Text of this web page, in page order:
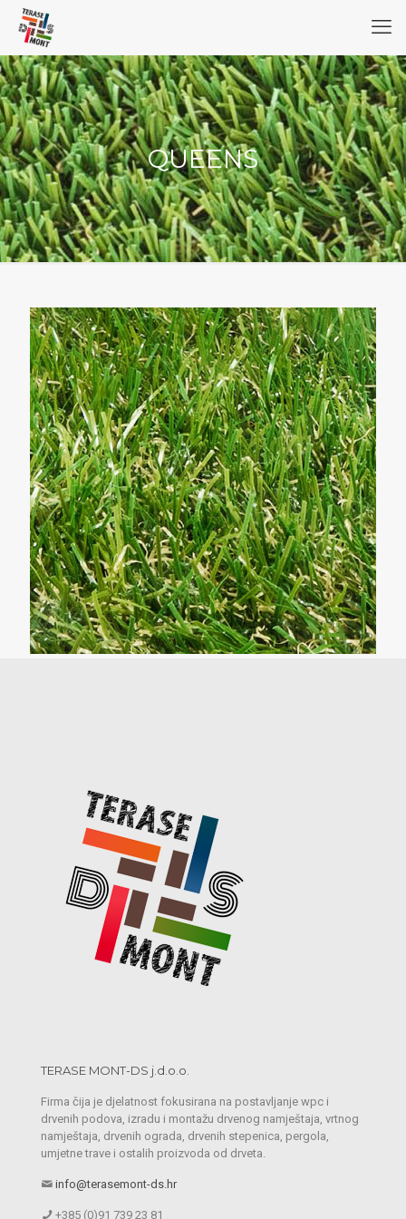
QUEENS
TERASE MONT-DS j.d.o.o.
Firma čija je djelatnost fokusirana na postavljanje wpc i
drvenih podova, izradu i montažu drvenog namještaja, vrtnog
namještaja, drvenih ograda, drvenih stepenica, pergola,
umjetne trave i ostalih proizvoda od drveta.
info@terasemont-ds.hr
+385 (0)91 739 23 81